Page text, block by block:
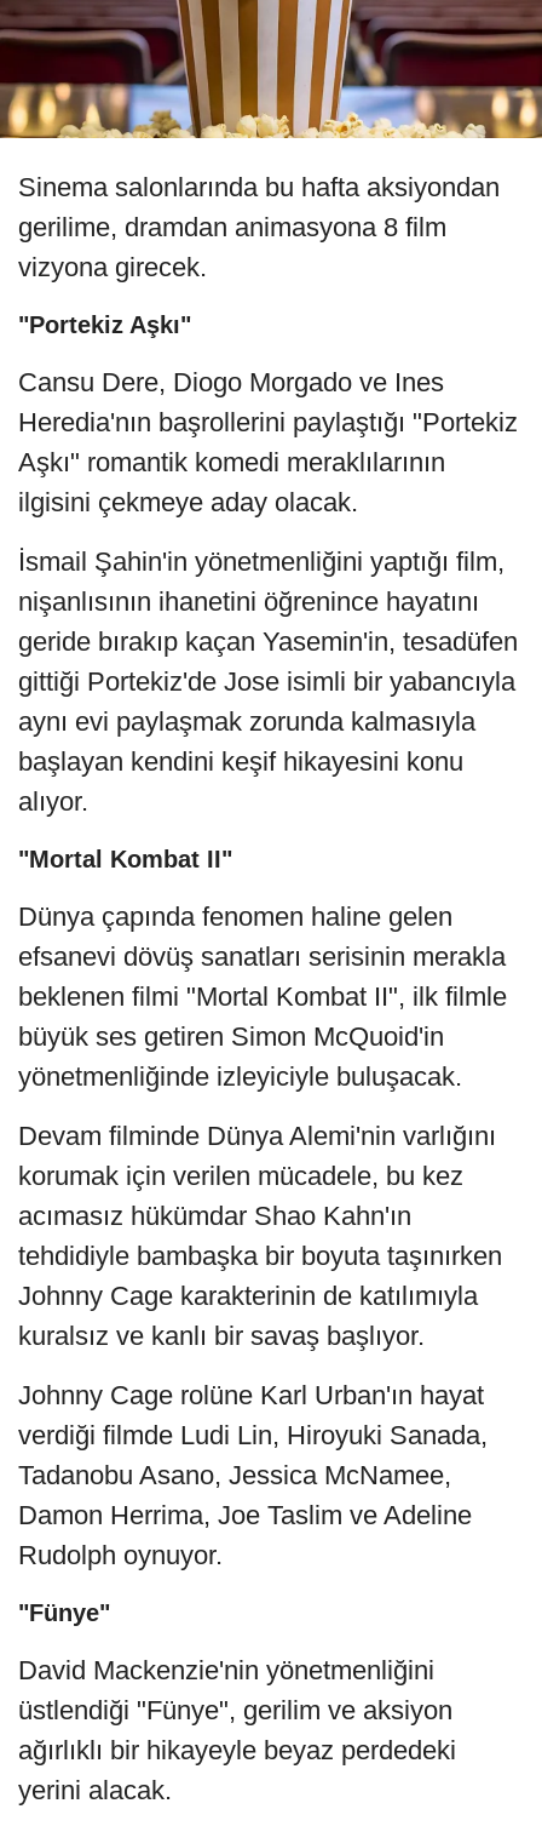
Sinema salonlarında bu hafta aksiyondan
gerilime, dramdan animasyona 8 film
vizyona girecek.
"Portekiz Aşkı"
Cansu Dere, Diogo Morgado ve Ines
Heredia'nın başrollerini paylaştığı "Portekiz
Aşkı" romantik komedi meraklılarının
ilgisini çekmeye aday olacak.
İsmail Şahin'in yönetmenliğini yaptığı film,
nişanlısının ihanetini öğrenince hayatını
geride bırakıp kaçan Yasemin'in, tesadüfen
gittiği Portekiz'de Jose isimli bir yabancıyla
aynı evi paylaşmak zorunda kalmasıyla
başlayan kendini keşif hikayesini konu
alıyor.
"Mortal Kombat II"
Dünya çapında fenomen haline gelen
efsanevi dövüş sanatları serisinin merakla
beklenen filmi "Mortal Kombat II", ilk filmle
büyük ses getiren Simon McQuoid'in
yönetmenliğinde izleyiciyle buluşacak.
Devam filminde Dünya Alemi'nin varlığını
korumak için verilen mücadele, bu kez
acımasız hükümdar Shao Kahn'ın
tehdidiyle bambaşka bir boyuta taşınırken
Johnny Cage karakterinin de katılımıyla
kuralsız ve kanlı bir savaş başlıyor.
Johnny Cage rolüne Karl Urban'ın hayat
verdiği filmde Ludi Lin, Hiroyuki Sanada,
Tadanobu Asano, Jessica McNamee,
Damon Herrima, Joe Taslim ve Adeline
Rudolph oynuyor.
"Fünye"
David Mackenzie'nin yönetmenliğini
üstlendiği "Fünye", gerilim ve aksiyon
ağırlıklı bir hikayeyle beyaz perdedeki
yerini alacak.